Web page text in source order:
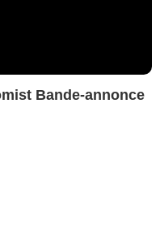
Bande-annonce